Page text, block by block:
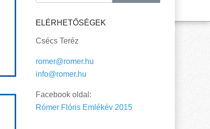
ELÉRHETŐSÉGEK
Csécs Teréz
romer@romer.hu
info@romer.hu
Facebook oldal:
Rómer Flóris Emlékév 2015